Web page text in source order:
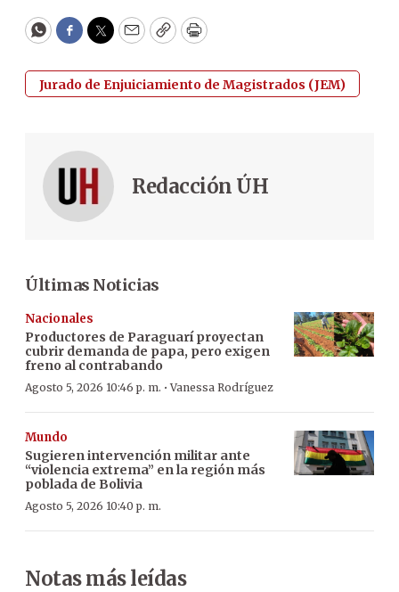
WhatsApp
Facebook
Twitter
EmailCopyPrint
Jurado de Enjuiciamiento de Magistrados (JEM)
Redacción ÚH
Últimas Noticias
Nacionales
Productores de Paraguarí proyectan
cubrir demanda de papa, pero exigen
freno al contrabando
Agosto 5, 2026 10:46 p. m. ·Vanessa Rodríguez
Mundo
Sugieren intervención militar ante
“violencia extrema” en la región más
poblada de Bolivia
Agosto 5, 2026 10:40 p. m.
Notas más leídas